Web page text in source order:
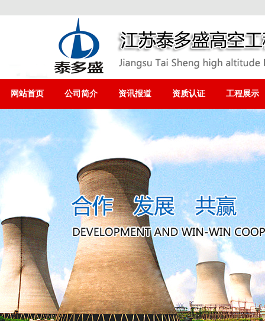
网站首页 公司简介 资讯报道 资质认证 工程展示